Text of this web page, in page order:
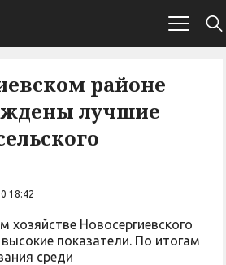
районе
лучшие
18:42
хозяйстве Новосергиевского
показатели. По итогам
среди